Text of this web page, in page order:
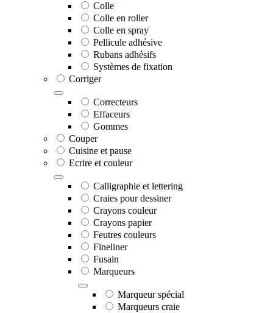
Colle
Colle en roller
Colle en spray
Pellicule adhésive
Rubans adhésifs
Systèmes de fixation
Corriger
Correcteurs
Effaceurs
Gommes
Couper
Cuisine et pause
Ecrire et couleur
Calligraphie et lettering
Craies pour dessiner
Crayons couleur
Crayons papier
Feutres couleurs
Fineliner
Fusain
Marqueurs
Marqueur spécial
Marqueurs craie